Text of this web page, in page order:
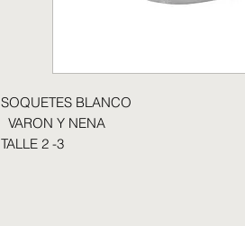
SOQUETES BLANCO
VARON Y NENA
TALLE 2 -3